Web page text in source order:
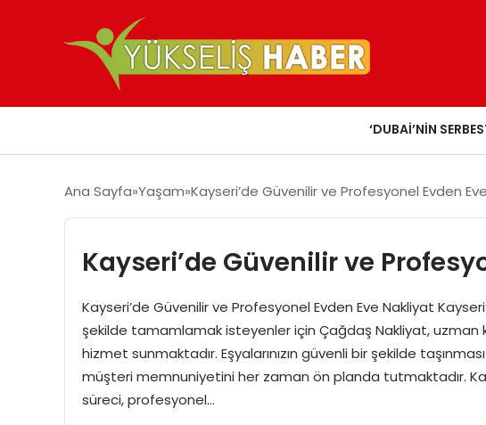
‘DUBAI’NIN
Ana Sayfa Yaşam Kayseri’de Güvenilir ve Profesyonel Evden
Kayseri’de Güvenilir ve
Kayseri’de Güvenilir ve Profesyonel Evden Eve Nakliyat
şekilde tamamlamak isteyenler için Çağdaş Nakliyat,
hizmet sunmaktadır. Eşyalarınızın güvenli bir şekilde
müşteri memnuniyetini her zaman ön planda tutmaktadır.
süreci, profesyonel…